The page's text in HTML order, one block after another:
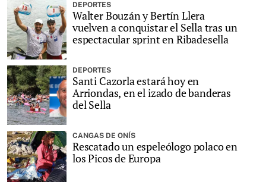
DEPORTES
Walter Bouzán y Bertín Llera
vuelven a conquistar el Sella tras un
espectacular sprint en Ribadesella
DEPORTES
Santi Cazorla estará hoy en
Arriondas, en el izado de banderas
del Sella
CANGAS DE ONÍS
Rescatado un espeleólogo polaco en
los Picos de Europa